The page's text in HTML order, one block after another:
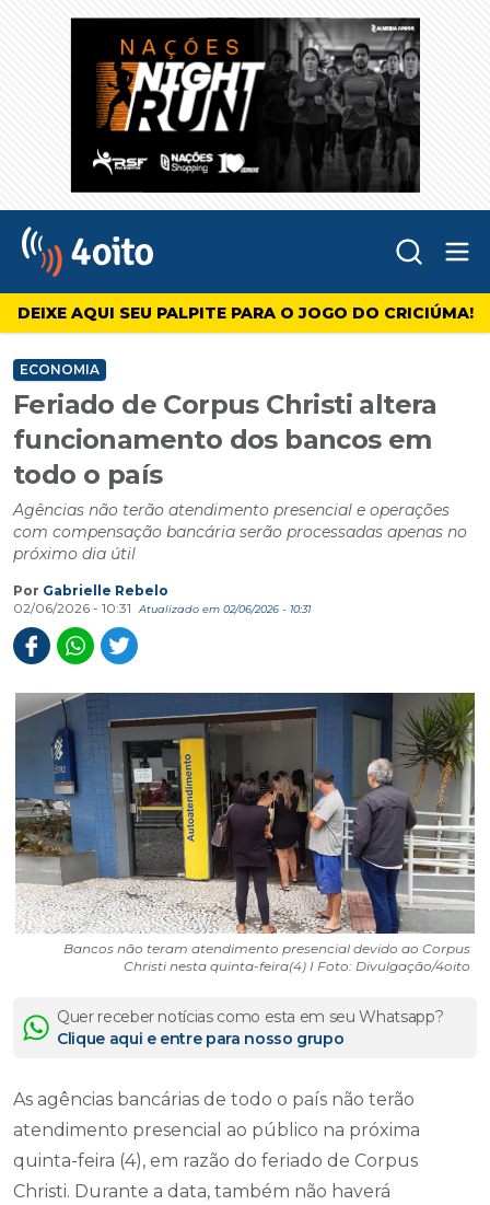
4oito
DEIXE AQUI SEU PALPITE PARA O JOGO DO CRICIÚMA!
ECONOMIA
Feriado de Corpus Christi altera
funcionamento dos bancos em
todo o país
Agências não terão atendimento presencial e operações
com compensação bancária serão processadas apenas no
próximo dia útil
Por Gabrielle Rebelo
02/06/2026 - 10:31
Atualizado em 02/06/2026 - 10:31
Bancos não teram atendimento presencial devido ao Corpus
Christi nesta quinta-feira(4) I Foto: Divulgação/4oito
Quer receber notícias como esta em seu Whatsapp?
Clique aqui e entre para nosso grupo
As agências bancárias de todo o país não terão
atendimento presencial ao público na próxima
quinta-feira (4), em razão do feriado de Corpus
Christi. Durante a data, também não haverá